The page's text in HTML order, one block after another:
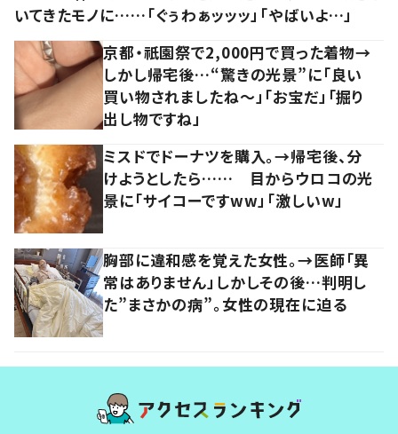
いてきたモノに……「ぐぅわぁッッッ」「やばいよ…」
京都・祇園祭で2,000円で買った着物→
しかし帰宅後…“驚きの光景”に「良い
買い物されましたね～」「お宝だ」「掘り
出し物ですね」
ミスドでドーナツを購入。→帰宅後、分
けようとしたら…… 目からウロコの光
景に「サイコーですww」「激しいw」
胸部に違和感を覚えた女性。→医師「異
常はありません」しかしその後…判明し
た”まさかの病”。女性の現在に迫る